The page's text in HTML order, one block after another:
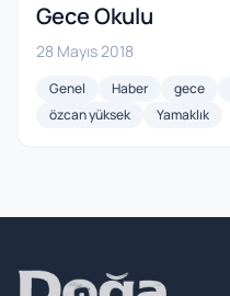
Gece Okulu
28 Mayıs 2018
Genel Haber gece
özcan yüksek
Yamaklık